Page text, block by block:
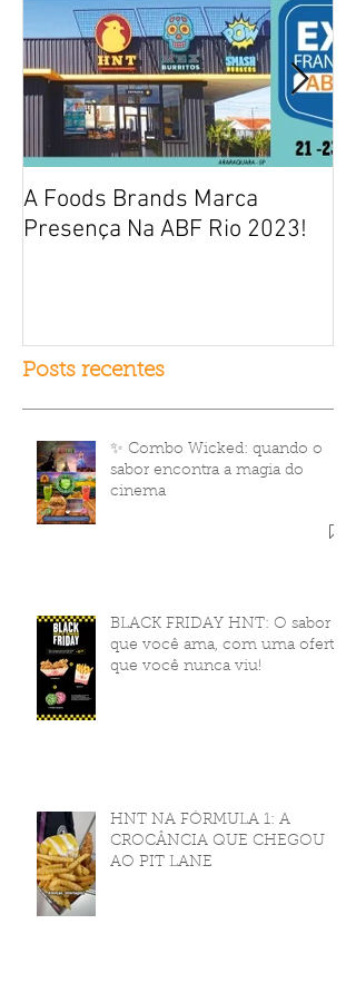
A Foods Brands Marca
Presença Na ABF Rio 2023!
Posts recentes
✨ Combo Wicked: quando o
sabor encontra a magia do
cinema
BLACK FRIDAY HNT: O sabor
que você ama, com uma oferta
que você nunca viu!
HNT NA FÓRMULA 1: A
CROCÂNCIA QUE CHEGOU
AO PIT LANE